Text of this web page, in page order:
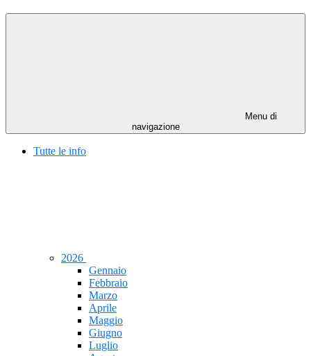
Menu di
navigazione
Tutte le info
2026
Gennaio
Febbraio
Marzo
Aprile
Maggio
Giugno
Luglio